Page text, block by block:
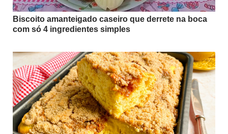
Biscoito amanteigado caseiro que derrete na boca
com só 4 ingredientes simples